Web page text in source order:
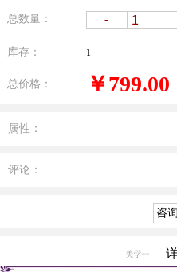
总数量： -
库存： 1
总价格： ￥799.00
属性：
评论：